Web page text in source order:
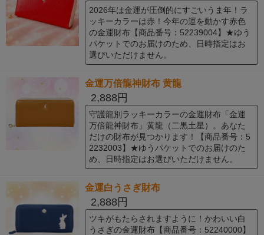
2026年は金運が圧倒的にすごいうま年！ラ
ッキーカラーは赤！今年の運を動かす赤色
の金運財布【商品番号：52239004】★ゆう
パケットでのお届けのため、日時指定はお
選びいただけません。
金運万倍龍神財布 黄龍
2,888円
守護龍別ラッキーカラーの金運財布「金運
万倍龍神財布」黄龍（二黒土星）。あなた
だけの財布が見つかります！【商品番号：5
2232003】★ゆうパケットでのお届けのた
め、日時指定はお選びいただけません。
金運白うさぎ財布
2,888円
ツキがもたらされますように！かわいい白
うさぎの金運財布【商品番号：52240000】